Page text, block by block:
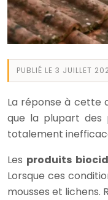
PUBLIÉ LE 3 JUILLET
La réponse à cette
que la plupart des
totalement
Les produits
Lorsque ces
mousses et lichens.